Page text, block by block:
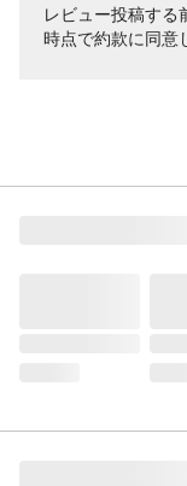
レビュー投稿する
時点で約款に同意